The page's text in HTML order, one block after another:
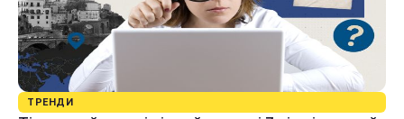
ТРЕНДИ